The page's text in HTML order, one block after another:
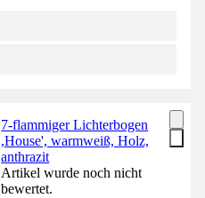
7-flammiger Lichterbogen
,House', warmweiß, Holz,
anthrazit
Artikel wurde noch nicht
bewertet.